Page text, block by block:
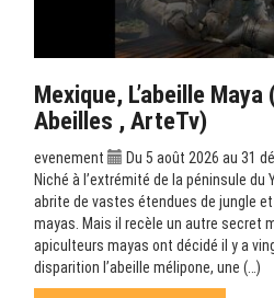
Mexique, L’abeille
Abeilles , ArteTv)
evenement
Du 5 août 2026 au 31
Niché à l’extrémité de la péninsule du
abrite de vastes étendues de jungle
mayas. Mais il recèle un autre secret
apiculteurs mayas ont décidé il y a
disparition l’abeille mélipone, une (…)